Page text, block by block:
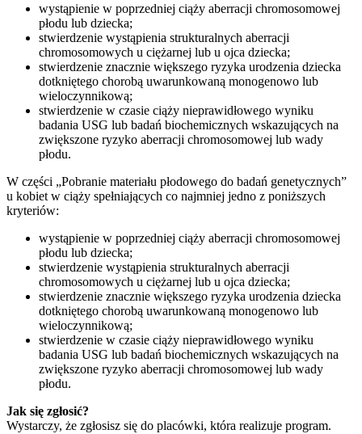
wystąpienie w poprzedniej ciąży aberracji chromosomowej
płodu lub dziecka;
stwierdzenie wystąpienia strukturalnych aberracji
chromosomowych u ciężarnej lub u ojca dziecka;
stwierdzenie znacznie większego ryzyka urodzenia dziecka
dotkniętego chorobą uwarunkowaną monogenowo lub
wieloczynnikową;
stwierdzenie w czasie ciąży nieprawidłowego wyniku
badania USG lub badań biochemicznych wskazujących na
zwiększone ryzyko aberracji chromosomowej lub wady
płodu.
W części „Pobranie materiału płodowego do badań genetycznych”
u kobiet w ciąży spełniających co najmniej jedno z poniższych
kryteriów:
wystąpienie w poprzedniej ciąży aberracji chromosomowej
płodu lub dziecka;
stwierdzenie wystąpienia strukturalnych aberracji
chromosomowych u ciężarnej lub u ojca dziecka;
stwierdzenie znacznie większego ryzyka urodzenia dziecka
dotkniętego chorobą uwarunkowaną monogenowo lub
wieloczynnikową;
stwierdzenie w czasie ciąży nieprawidłowego wyniku
badania USG lub badań biochemicznych wskazujących na
zwiększone ryzyko aberracji chromosomowej lub wady
płodu.
Jak się zgłosić?
Wystarczy, że zgłosisz się do placówki, która realizuje program.